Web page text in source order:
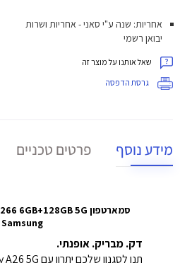
אחריות: שנה ע"י סאני - אחריות ושרות
יבואן רשמי
שאל אותנו על מוצר זה
גרסת הדפסה
מידע נוסף פרטים טכניים
Samsung
דק. מבריק. אופנתי.